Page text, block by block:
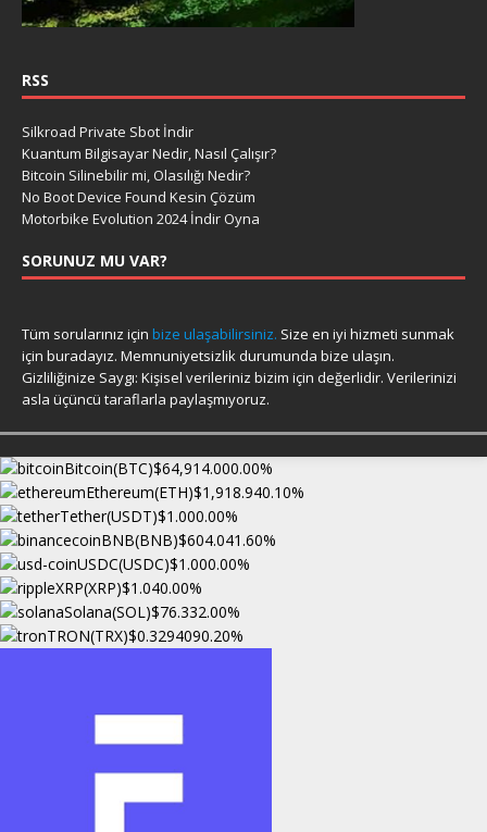
RSS
Silkroad Private Sbot İndir
Kuantum Bilgisayar Nedir, Nasıl Çalışır?
Bitcoin Silinebilir mi, Olasılığı Nedir?
No Boot Device Found Kesin Çözüm
Motorbike Evolution 2024 İndir Oyna
SORUNUZ MU VAR?
Tüm sorularınız için bize ulaşabilirsiniz. Size en iyi hizmeti sunmak
için buradayız. Memnuniyetsizlik durumunda bize ulaşın.
Gizliliğinize Saygı: Kişisel verileriniz bizim için değerlidir. Verilerinizi
asla üçüncü taraflarla paylaşmıyoruz.
Bitcoin(BTC)$64,914.000.00%
Ethereum(ETH)$1,918.940.10%
Tether(USDT)$1.000.00%
BNB(BNB)$604.041.60%
USDC(USDC)$1.000.00%
XRP(XRP)$1.040.00%
Solana(SOL)$76.332.00%
TRON(TRX)$0.3294090.20%